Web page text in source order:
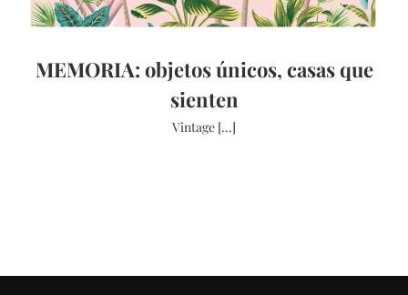
MEMORIA: objetos únicos, casas que
sienten
Vintage [...]